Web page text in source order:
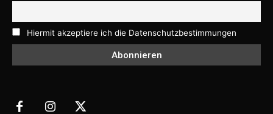
Hiermit akzeptiere ich die Datenschutzbestimmungen